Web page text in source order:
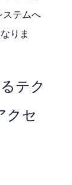
テムへ
りま
テク
クセ